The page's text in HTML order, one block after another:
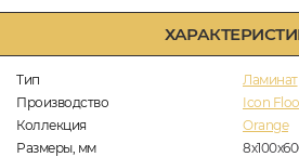
Тип
Ламинат
Производство
Icon
Коллекция
Orange
Размеры, мм